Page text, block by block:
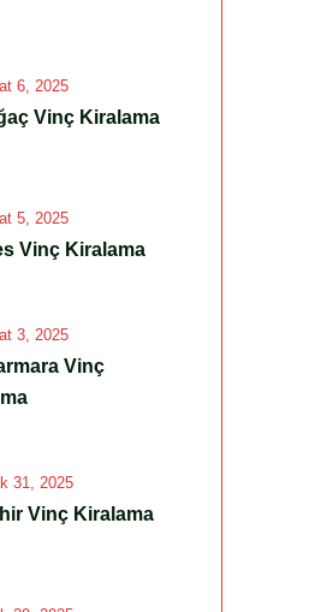
6, 2025
Vinç Kiralama
5, 2025
Vinç Kiralama
3, 2025
Vinç
31, 2025
Vinç Kiralama